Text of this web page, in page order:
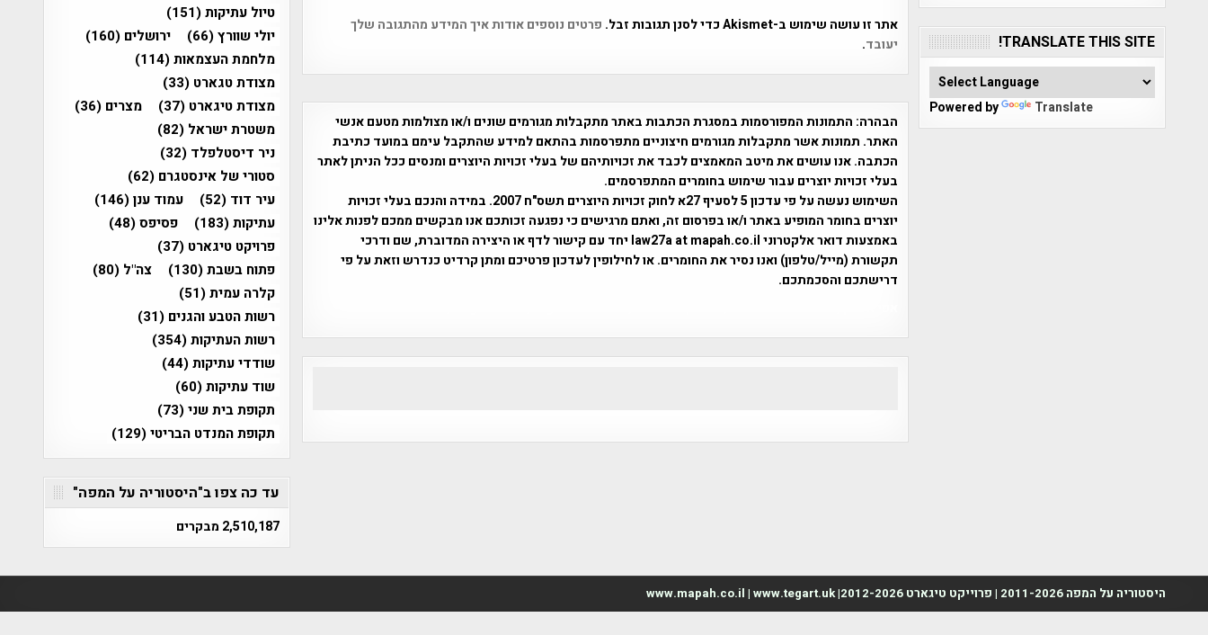
אתר זו עושה שימוש ב-Akismet כדי לסנן תגובות זבל.
פרטים נוספים אודות איך המידע מהתגובה שלך
יעובד.
הבהרה: התמונות המפורסמות במסגרת הכתבות באתר מתקבלות מגורמים שונים ו/או מצולמות מטעם אנשי
האתר. תמונות אשר מתקבלות מגורמים חיצוניים מתפרסמות בהתאם למידע שהתקבל עימם במועד כתיבת
הכתבה. אנו עושים את מיטב המאמצים לכבד את זכויותיהם של בעלי זכויות היוצרים ומנסים ככל הניתן לאתר
בעלי זכויות יוצרים עבור שימוש בחומרים המתפרסמים.
השימוש נעשה על פי עדכון 5 לסעיף 27א לחוק זכויות היוצרים תשס"ח 2007. במידה והנכם בעלי זכויות
יוצרים בחומר המופיע באתר ו/או בפרסום זה, ואתם מרגישים כי נפגעה זכותכם אנו מבקשים ממכם לפנות אלינו
באמצעות דואר אלקטרוני law27a at mapah.co.il יחד עם קישור לדף או היצירה המדוברת, שם ודרכי
תקשורת (מייל/טלפון) ואנו נסיר את החומרים. או לחילופין לעדכון פרטיכם ומתן קרדיט כנדרש וזאת על פי
דרישתכם והסכמתכם.
TRANSLATE THIS SITE!
Powered by Translate
טיול עתיקות(151)
יולי שוורץ(66) ירושלים (160)
מלחמת העצמאות(114)
מצודת טגארט (33)
מצודת טיגארט (37) מצרים (36)
משטרת ישראל (82)
ניר דיסטלפלד (32)
סטורי של אינסטגרם (62)
עיר דוד (52) עמוד ענן(146)
עתיקות(183) פסיפס(48)
פרויקט טיגארט (37)
פתוח בשבת(130) צה"ל (80)
קלרה עמית(51)
רשות הטבע והגנים (31)
רשות העתיקות(354)
שודדי עתיקות(44)
שוד עתיקות(60)
תקופת בית שני(73)
תקופת המנדט הבריטי(129)
עד כה צפו ב"היסטוריה על המפה"
2,510,187 מבקרים
היסטוריה על המפה 2011-2026 | פרוייקט טיגארט 2012-2026| www.mapah.co.il | www.tegart.uk